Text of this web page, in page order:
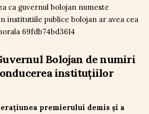
Bolojan de numiri
instituțiilor
premierului demis și a